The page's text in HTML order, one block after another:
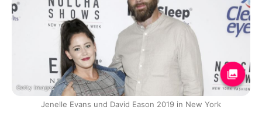
Getty Images
Jenelle Evans und David Eason 2019 in New York